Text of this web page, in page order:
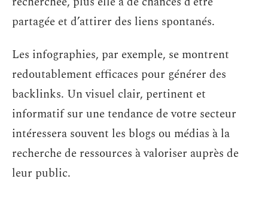
partagée et d’attirer des liens spontanés.
Les infographies, par exemple, se montrent
redoutablement efficaces pour générer des
backlinks. Un visuel clair, pertinent et
informatif sur une tendance de votre secteur
intéressera souvent les blogs ou médias à la
recherche de ressources à valoriser auprès de
leur public.